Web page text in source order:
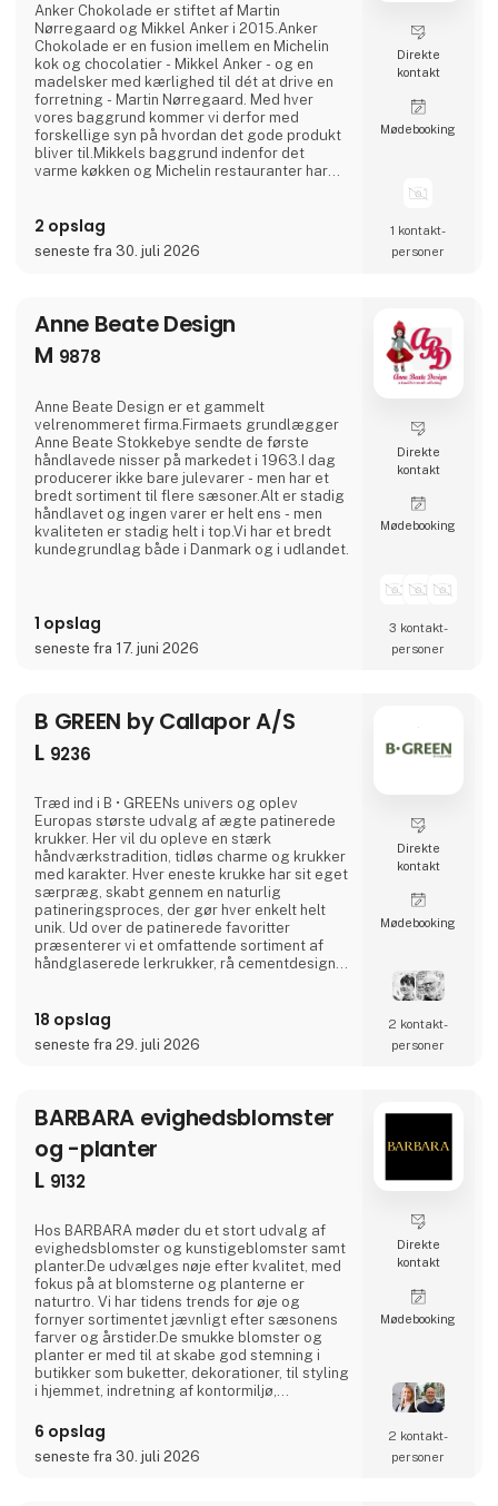
Anker Chokolade er stiftet af Martin
Nørregaard og Mikkel Anker i 2015.Anker
Chokolade er en fusion imellem en Michelin
kok og chocolatier - Mikkel Anker - og en
madelsker med kærlighed til dét at drive en
forretning - Martin Nørregaard. Med hver
vores baggrund kommer vi derfor med
forskellige syn på hvordan det gode produkt
bliver til.Mikkels baggrund indenfor det
varme køkken og Michelin restauranter har
begrænset af begrebet "sådan har man altid
gjort", men har tilladt os selv at tænke
kreativt og udfordre de smage der
2 opslag
seneste fra 30. juli 2026
Direkte
kontakt
Møde­booking
1 kontakt­
personer
Anne Beate Design
M 9878
Anne Beate Design er et gammelt
velrenommeret firma.Firmaets grundlægger
Anne Beate Stokkebye sendte de første
håndlavede nisser på markedet i 1963.I dag
producerer ikke bare julevarer - men har et
bredt sortiment til flere sæsoner.Alt er stadig
håndlavet og ingen varer er helt ens - men
kvaliteten er stadig helt i top.Vi har et bredt
kundegrundlag både i Danmark og i udlandet.
1 opslag
seneste fra 17. juni 2026
Direkte
kontakt
Møde­booking
3 kontakt­
personer
B GREEN by Callapor A/S
L 9236
Træd ind i B • GREENs univers og oplev
Europas største udvalg af ægte patinerede
krukker. Her vil du opleve en stærk
håndværkstradition, tidløs charme og krukker
med karakter. Hver eneste krukke har sit eget
særpræg, skabt gennem en naturlig
patineringsproces, der gør hver enkelt helt
unik. Ud over de patinerede favoritter
præsenterer vi et omfattende sortiment af
håndglaserede lerkrukker, rå cementdesigns
håndværk og kvalitet, fremstillet med respekt
for miljøet og menneskene bag.Er du til
vintage, vil du elske vores samling af
18 opslag
seneste fra 29. juli 2026
Direkte
kontakt
Møde­booking
2 kontakt­
personer
BARBARA evighedsblomster
og -planter
L 9132
Hos BARBARA møder du et stort udvalg af
evighedsblomster og kunstigeblomster samt
planter.De udvælges nøje efter kvalitet, med
fokus på at blomsterne og planterne er
naturtro. Vi har tidens trends for øje og
fornyer sortimentet jævnligt efter sæsonens
farver og årstider.De smukke blomster og
planter er med til at skabe god stemning i
butikker som buketter, dekorationer, til styling
i hjemmet, indretning af kontormiljø,
arrangementer. BARBARA er et dansk
familiefirma som startede i 2011. I dag består
firmaet af Malene Barbara som indehaver,
6 opslag
seneste fra 30. juli 2026
Direkte
kontakt
Møde­booking
2 kontakt­
personer